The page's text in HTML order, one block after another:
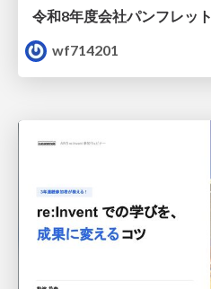
令和8年度会社パンフレット
wf714201